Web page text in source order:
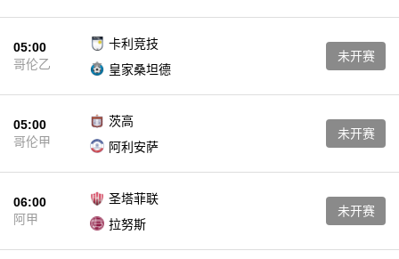
05:00
哥伦乙
卡利竞技
皇家桑坦德
未开赛
05:00
哥伦甲
茨高
阿利安萨
未开赛
06:00
阿甲
圣塔菲联
拉努斯
未开赛